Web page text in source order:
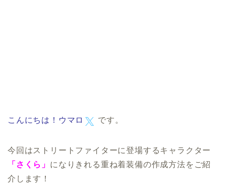
こんにちは！ ウマロ です。
今回はストリートファイターに登場するキャラクター
「さくら」 になりきれる重ね着装備の作成方法をご紹
介します！